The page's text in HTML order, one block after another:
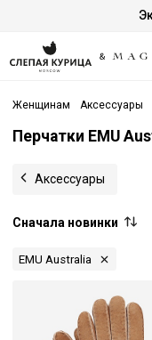
Женщинам Аксессуары
Перчатки EMU
Аксессуары
Сначала новинки
EMU Australia